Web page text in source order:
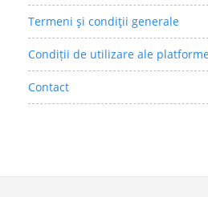
Termeni şi condiţii generale
Condiții de utilizare ale
Contact